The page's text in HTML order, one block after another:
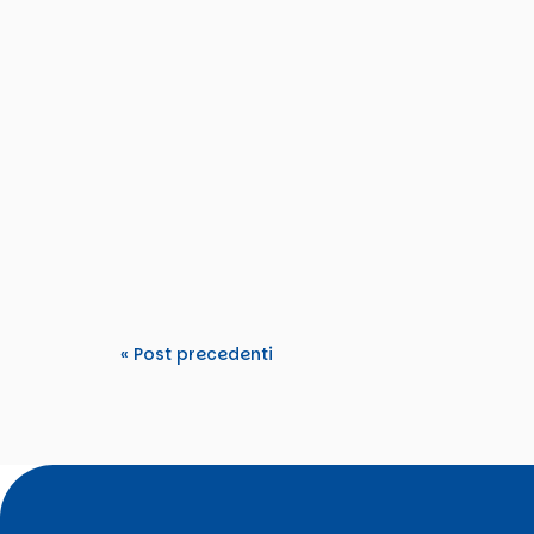
« Post precedenti